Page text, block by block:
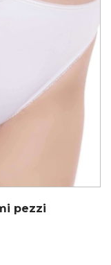
pezzi